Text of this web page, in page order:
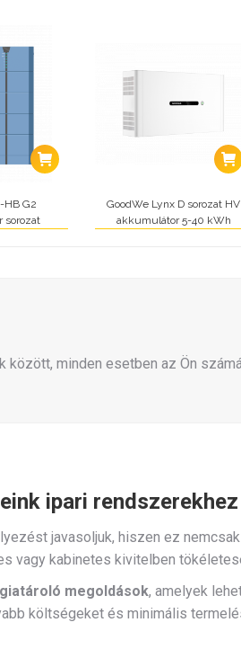
HB G2
sorozat
GoodWe Lynx D sorozat HV
akkumulátor 5-40 kWh
minden esetben az Ön
ipari rendszerekhez
javasoljuk, hiszen ez
vagy kabinetes kivitelben
megoldások, amelyek
költségeket és minimális